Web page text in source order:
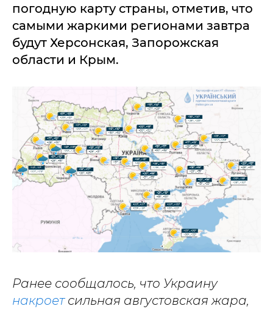
погодную карту страны, отметив, что
самыми жаркими регионами завтра
будут Херсонская, Запорожская
области и Крым.
Ранее сообщалось, что Украину
накроетсильная августовская жара,